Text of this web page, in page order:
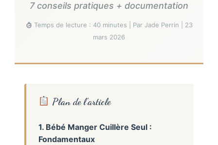
7 conseils pratiques + documentation
Temps de lecture : 40 minutes | Par Jade Perrin | 23
mars 2026
Plan de l’article
1. Bébé Manger Cuillère Seul :
Fondamentaux